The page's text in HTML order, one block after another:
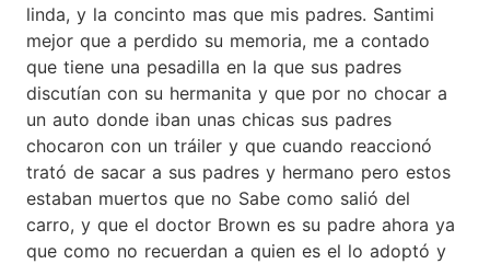
linda, y la concinto mas que mis padres. Santimi
mejor que a perdido su memoria, me a contado
que tiene una pesadilla en la que sus padres
discutían con su hermanita y que por no chocar a
un auto donde iban unas chicas sus padres
chocaron con un tráiler y que cuando reaccionó
trató de sacar a sus padres y hermano pero estos
estaban muertos que no Sabe como salió del
carro, y que el doctor Brown es su padre ahora ya
que como no recuerdan a quien es el lo adoptó y